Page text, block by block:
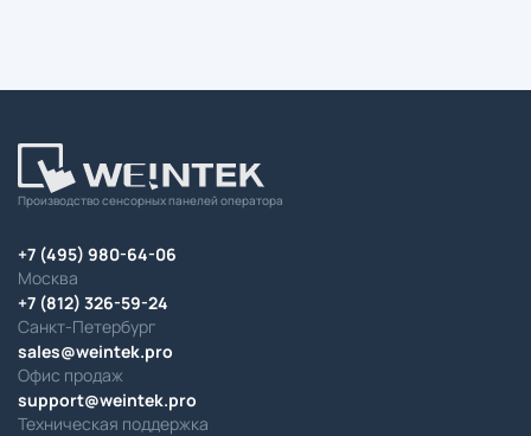
Производство сенсорных панелей оператора
Москва
+7 (495) 980-64-06
Офис продаж
sales@weintek.pro
Санкт-Петербург
+7 (812) 326-59-24
Техническая поддержка
support@weintek.pro